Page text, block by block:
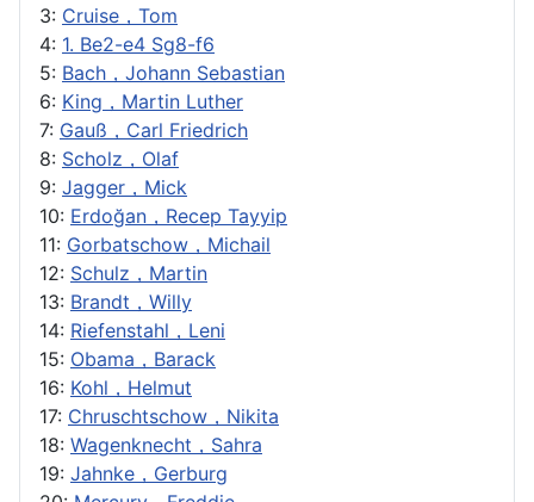
3: Cruise，Tom
4: 1. Be2-e4 Sg8-f6
5: Bach，Johann Sebastian
6: King，Martin Luther
7: Gauß，Carl Friedrich
8: Scholz，Olaf
9: Jagger，Mick
10: Erdoğan，Recep Tayyip
11: Gorbatschow，Michail
12: Schulz，Martin
13: Brandt，Willy
14: Riefenstahl，Leni
15: Obama，Barack
16: Kohl，Helmut
17: Chruschtschow，Nikita
18: Wagenknecht，Sahra
19: Jahnke，Gerburg